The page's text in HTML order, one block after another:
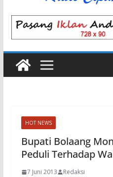
HOT NEWS
Bupati Bolaang
Peduli Terhadap
7 Juni 2013 Redaksi